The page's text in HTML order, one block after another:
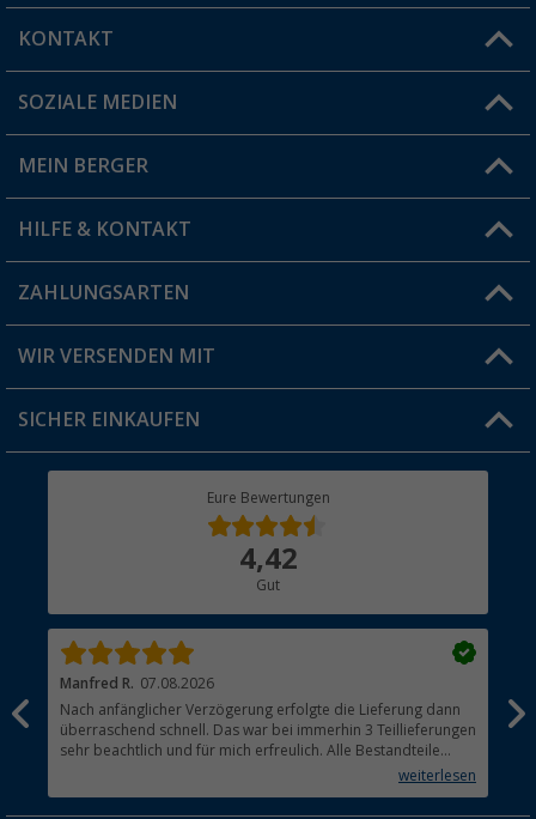
KONTAKT
Du hast eine Frage?
Filiale finden
SOZIALE MEDIEN
MEIN BERGER
Vorteilskarte
Blog
Jobs & Karriere
HILFE & KONTAKT
FAQ & Kontakt
Versandinformationen
Rücksendung
ZAHLUNGSARTEN
WIR VERSENDEN MIT
SICHER EINKAUFEN
Eure Bewertungen
4,42
Gut
Manfred R. 07.08.2026
Nach anfänglicher Verzögerung erfolgte die Lieferung dann
überraschend schnell. Das war bei immerhin 3 Teillieferungen
sehr beachtlich und für mich erfreulich. Alle Bestandteile
waren gut verpackt und in Ordnung. Das Gerät (Gasgrill)weiterlesen